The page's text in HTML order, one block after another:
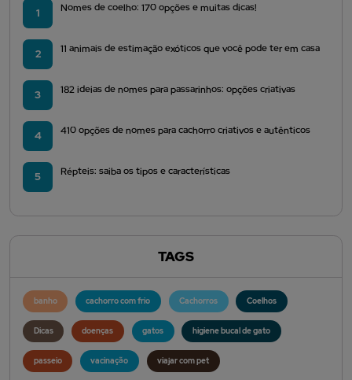
1 Nomes de coelho: 170 opções e muitas dicas!
2 11 animais de estimação exóticos que você pode ter em casa
3 182 ideias de nomes para passarinhos: opções criativas
4 410 opções de nomes para cachorro criativos e autênticos
5 Répteis: saiba os tipos e características
TAGS
banho cachorro com frio Cachorros Coelhos
Dicas doenças gatos higiene bucal de gato
passeio vacinação viajar com pet